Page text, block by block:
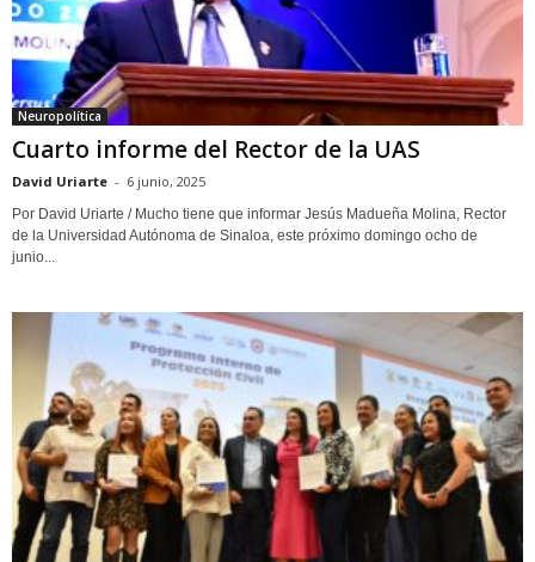
Neuropolítica
Cuarto informe del Rector de la UAS
David Uriarte - 6 junio, 2025
Por David Uriarte / Mucho tiene que informar Jesús Madueña Molina, Rector
de la Universidad Autónoma de Sinaloa, este próximo domingo ocho de
junio...